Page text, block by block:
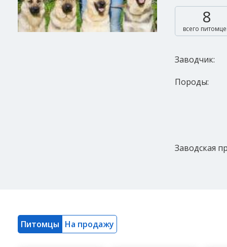
8
всего
Заводчик:
Породы:
Заводская
Питомцы На продажу